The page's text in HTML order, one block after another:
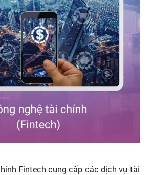
Fintech cung cấp các dịch vụ tài